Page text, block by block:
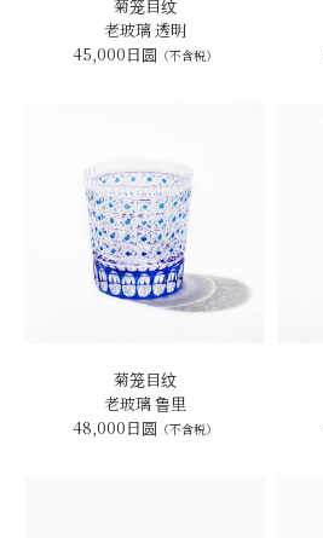
菊笼目纹
老玻璃 透明
45,000日圆 （不含税）
菊笼目纹
老玻璃 鲁里
48,000日圆 （不含税）